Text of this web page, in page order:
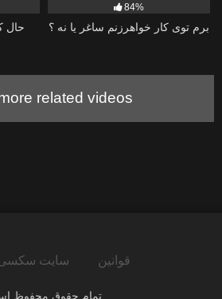
حال
84%
برم توی کار خواهرزنم ساغر یا نه ؟
related videos
قوانین سایت سکسی
تمام حقوق محفوظ